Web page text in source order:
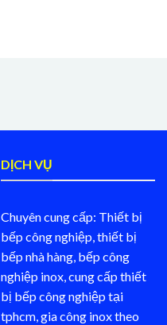
DỊCH VỤ
Chuyên cung cấp: Thiết bị
bếp công nghiệp, thiết bị
bếp nhà hàng, bếp công
nghiệp inox, cung cấp thiết
bị bếp công nghiệp tại
tphcm, gia công inox theo